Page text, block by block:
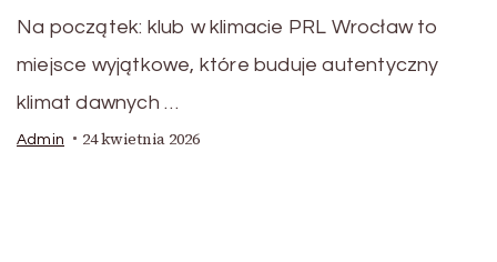
Na początek: klub w klimacie PRL Wrocław to
miejsce wyjątkowe, które buduje autentyczny
klimat dawnych …
Admin 24 kwietnia 2026